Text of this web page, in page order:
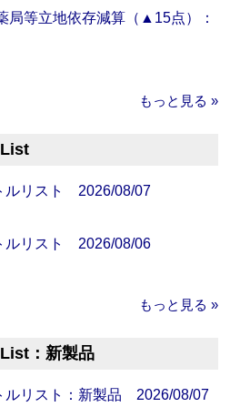
局等立地依存減算（▲15点）：
もっと見る »
ルリスト 2026/08/07
ルリスト 2026/08/06
もっと見る »
：新製品
ルリスト：新製品 2026/08/07